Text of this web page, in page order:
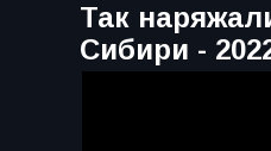
Так
Сибири -